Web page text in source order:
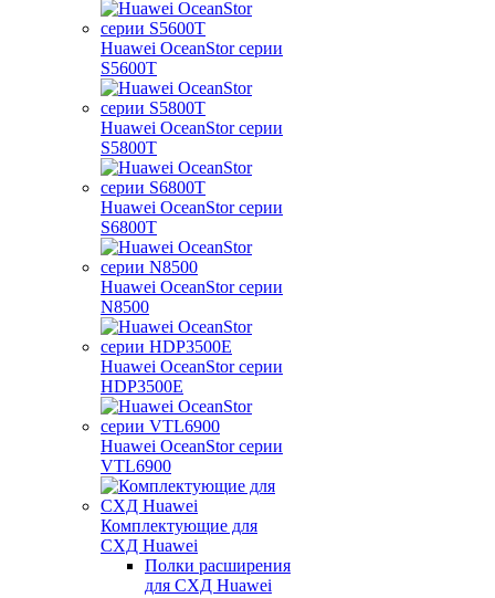
Huawei OceanStor серии
S5600T
Huawei OceanStor серии
S5800T
Huawei OceanStor серии
S6800T
Huawei OceanStor серии
N8500
Huawei OceanStor серии
HDP3500E
Huawei OceanStor серии
VTL6900
Комплектующие для
СХД Huawei
Полки расширения
для СХД Huawei